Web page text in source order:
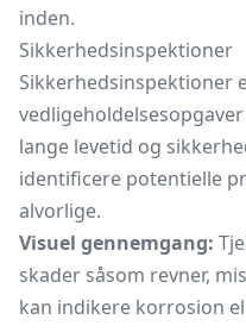
inden.
Sikkerhedsinspektioner
Sikkerhedsinspektioner
lange levetid og
identificere potentielle
alvorlige.
Visuel gennemgang:
skader såsom revner,
kan indikere korrosion